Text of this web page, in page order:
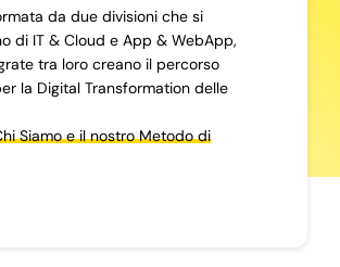
da due divisioni che si
di IT & Cloud e App & WebApp,
tra loro creano il percorso
la Digital Transformation delle
Siamo e il nostro Metodo di